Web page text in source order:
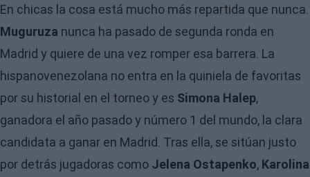
En chicas la cosa está mucho más repartida que nunca.
Muguruza nunca ha pasado de segunda ronda en
Madrid y quiere de una vez romper esa barrera. La
hispanovenezolana no entra en la quiniela de favoritas
por su historial en el torneo y es Simona Halep,
ganadora el año pasado y número 1 del mundo, la clara
candidata a ganar en Madrid. Tras ella, se sitúan justo
por detrás jugadoras como Jelena Ostapenko, Karolina